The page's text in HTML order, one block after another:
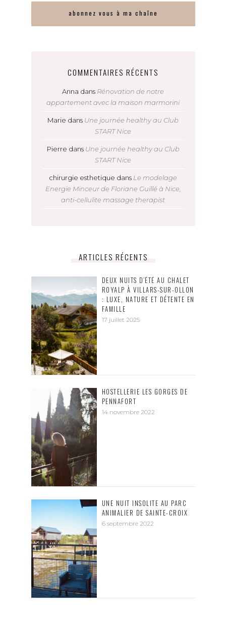
abonnez vous à ma chaîne
COMMENTAIRES RÉCENTS
Anna dans Rénovation de notre
appartement avec la maison marmorini
Marie dans Une journée healthy au Club
START Nice
Pierre dans Une journée healthy au Club
START Nice
chirurgie esthetique dans Le modelage
Energie Minceur de Floriane Guillé à Nice,
anti-cellulite massage therapist
ARTICLES RÉCENTS
DEUX NUITS D’ÉTÉ AU CHALET
ROYALP À VILLARS-SUR-OLLON
: LUXE, NATURE ET DÉTENTE EN
FAMILLE
17 juillet 2025
HOSTELLERIE LES GORGES DE
PENNAFORT
14 novembre 2022
UNE NUIT INSOLITE AU PARC
ANIMALIER DE SAINTE-CROIX
6 septembre 2022